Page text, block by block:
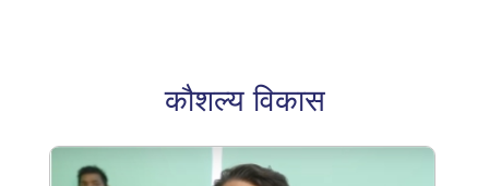
कौशल्य विकास